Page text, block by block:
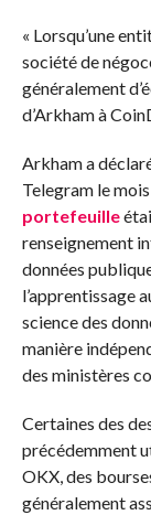
« Lorsqu’une
société de
généralement
d’Arkham à
Arkham a
Telegram le
portefeuille
renseignement
données
l’apprentissage
science des
manière
des ministères
Certaines des
précédemment
OKX, des
généralement